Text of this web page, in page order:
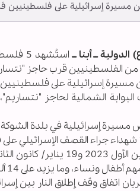
ــ أبنا ــ
من الفلسطينيين قرب حاجز
الشمالية لحاجز
إسرائيلية في بلدة
وما يزيد على 14 ألف مفقود.
الماضي، بدأ سريان اتفاق وقف